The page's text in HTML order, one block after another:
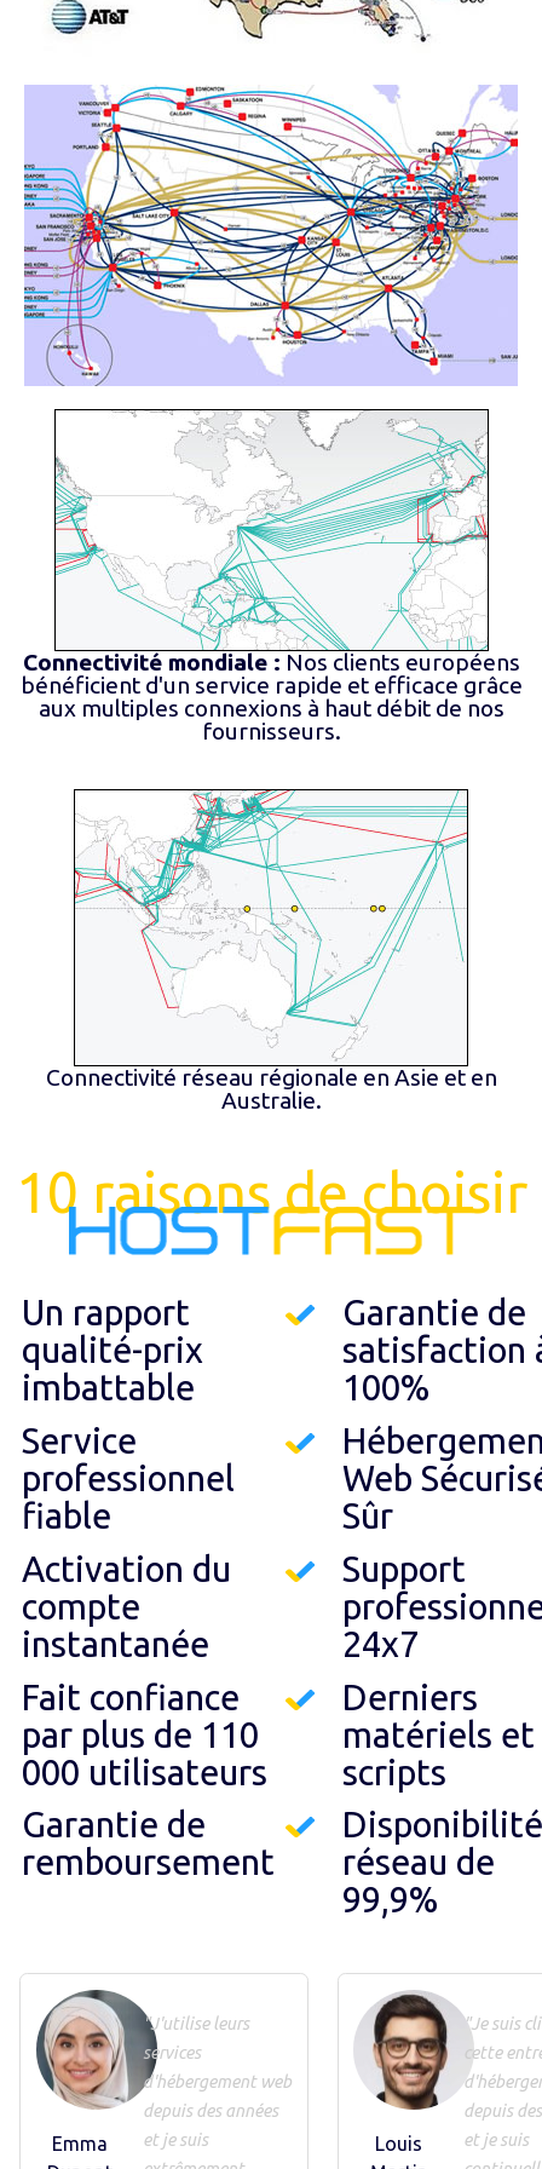
Connectivité mondiale : Nos clients européens
bénéficient d'un service rapide et efficace grâce
aux multiples connexions à haut débit de nos
fournisseurs.
Connectivité réseau régionale en Asie et en
Australie.
10 raisons de choisir
Un rapport
qualité-prix
imbattable
Service
professionnel
fiable
Activation du
compte
instantanée
Fait confiance
par plus de 110
000 utilisateurs
Garantie de
remboursement
Garantie de
satisfaction
100%
Web
Sûr
Support
24x7
Derniers
matériels et
scripts
Disponibilité
réseau de
99,9%
Emma
"J'utilise leurs
services
d'hébergement web
depuis des années
et je suis
Louis
"Je suis
cette
depuis
et je suis